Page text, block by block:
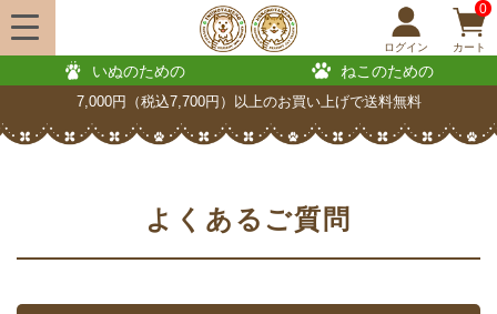
ログイン
0
カート
いぬのための ねこのための
7,000円（税込7,700円）以上のお買い上げで送料無料
よくあるご質問